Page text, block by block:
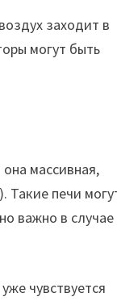
заходит в
могут быть
массивная,
Такие печи
важно в случае
чувствуется